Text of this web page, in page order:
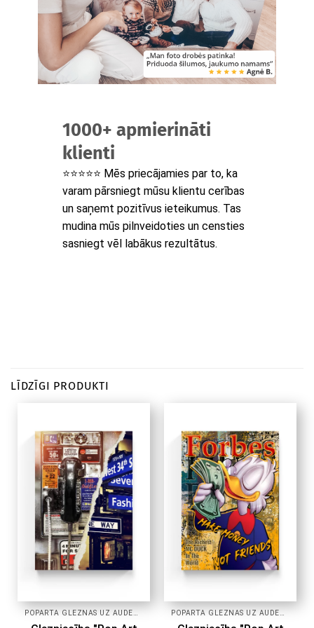
1000+ apmierināti
klienti
⭐⭐⭐⭐⭐ Mēs priecājamies par to, ka
varam pārsniegt mūsu klientu cerības
un saņemt pozitīvus ieteikumus. Tas
mudina mūs pilnveidoties un censties
sasniegt vēl labākus rezultātus.
LĪDZĪGI PRODUKTI